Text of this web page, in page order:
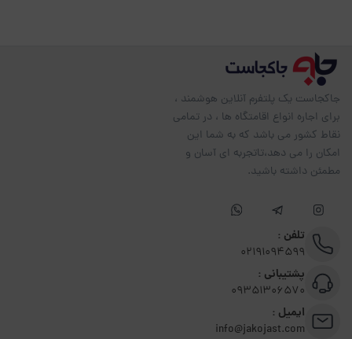
جاکجاست یک پلتفرم آنلاین هوشمند ،
برای اجاره انواع اقامتگاه ها ، در تمامی
نقاط کشور می باشد که به شما این
امکان را می دهد،تاتجربه ای آسان و
مطمئن داشته باشید.
تلفن :
02191094599
پشتیبانی :
09351306570
ایمیل :
info@jakojast.com